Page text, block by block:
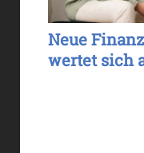
Neue
wertet sich